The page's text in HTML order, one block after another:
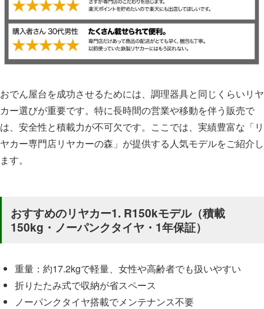
おでん屋台を成功させるためには、調理器具と同じくらいリヤ
カー選びが重要です。特に長時間の営業や移動を伴う販売で
は、安全性と積載力が不可欠です。ここでは、実績豊富な「リ
ヤカー専門店リヤカーの森」が提供する人気モデルをご紹介し
ます。
おすすめのリヤカー1. R150kモデル（積載
150kg・ノーパンクタイヤ・1年保証）
重量：約17.2kgで軽量、女性や高齢者でも扱いやすい
折りたたみ式で収納が省スペース
ノーパンクタイヤ搭載でメンテナンス不要